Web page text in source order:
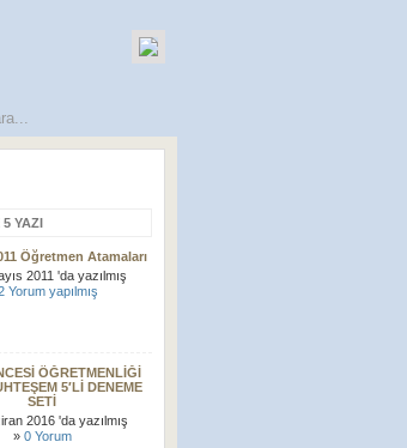
YAZI
Öğretmen Atamaları
2011 'da yazılmış
Yorum yapılmış
ÖĞRETMENLİĞİ
5′Lİ DENEME
SETİ
2016 'da yazılmış
» 0 Yorum